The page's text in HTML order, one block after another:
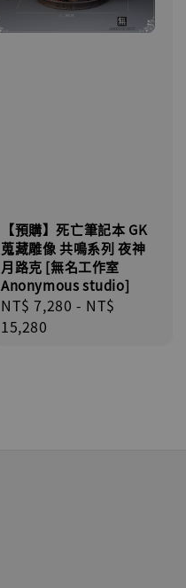
【預購】死亡筆記本 GK
蒐藏雕像 共鳴系列 夜神
月路克 [無名工作室
Anonymous studio]
Regular
price
NT$ 7,280 - NT$
15,280